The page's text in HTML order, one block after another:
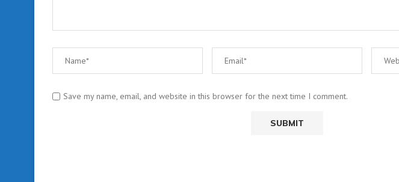
Save my name, email, and website in this browser for the next time I comment.